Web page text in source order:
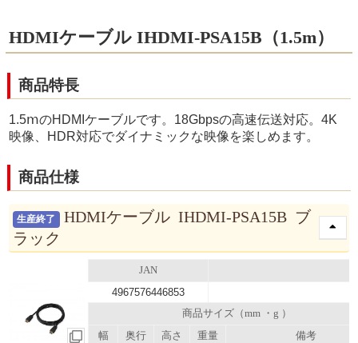
HDMIケーブル IHDMI-PSA15B（1.5m）
商品特長
1.5ⅿのHDMIケーブルです。18Gbpsの高速伝送対応。4K
映像、HDR対応でダイナミックな映像を楽しめます。
商品仕様
生産終了
HDMIケーブル IHDMI-PSA15B ブ
ラック
JAN
4967576446853
商品サイズ（mm ・g ）
幅
奥行 高さ 重量 備考